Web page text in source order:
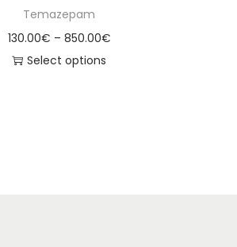
Temazepam
130.00€ – 850.00€
Select options